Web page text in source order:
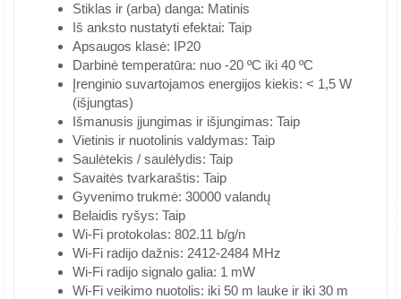
Stiklas ir (arba) danga: Matinis
Iš anksto nustatyti efektai: Taip
Apsaugos klasė: IP20
Darbinė temperatūra: nuo -20 ºC iki 40 ºC
Įrenginio suvartojamos energijos kiekis: < 1,5 W
(išjungtas)
Išmanusis įjungimas ir išjungimas: Taip
Vietinis ir nuotolinis valdymas: Taip
Saulėtekis / saulėlydis: Taip
Savaitės tvarkaraštis: Taip
Gyvenimo trukmė: 30000 valandų
Belaidis ryšys: Taip
Wi-Fi protokolas: 802.11 b/g/n
Wi-Fi radijo dažnis: 2412-2484 MHz
Wi-Fi radijo signalo galia: 1 mW
Wi-Fi veikimo nuotolis: iki 50 m lauke ir iki 30 m